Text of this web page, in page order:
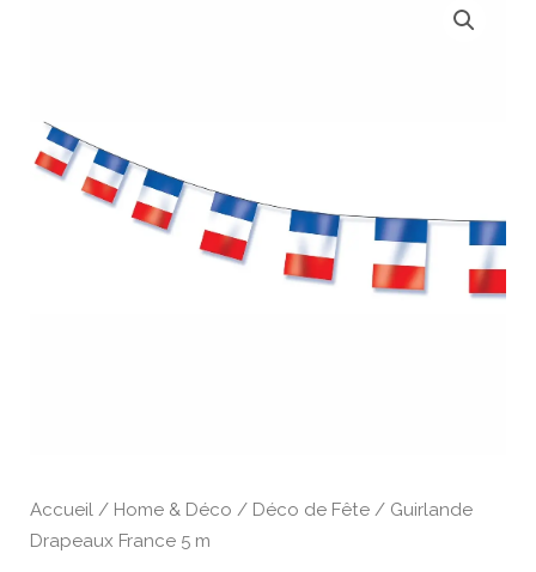
Accueil / Home & Déco / Déco de Fête / Guirlande
Drapeaux France 5 m
France
5
m